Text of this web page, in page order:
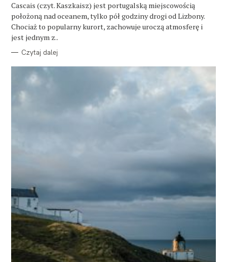
ICascais (czyt. Kaszkaisz) jest portugalską miejscowością
położoną nad oceanem, tylko pół godziny drogi od Lizbony.
Chociaż to popularny kurort, zachowuje uroczą atmosferę i
jest jednym z..
Czytaj dalej